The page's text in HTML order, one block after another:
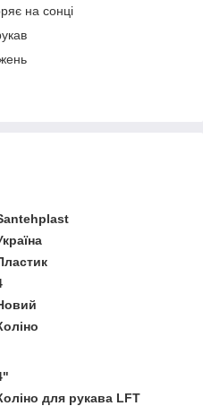
на сонці
для рукава LFT